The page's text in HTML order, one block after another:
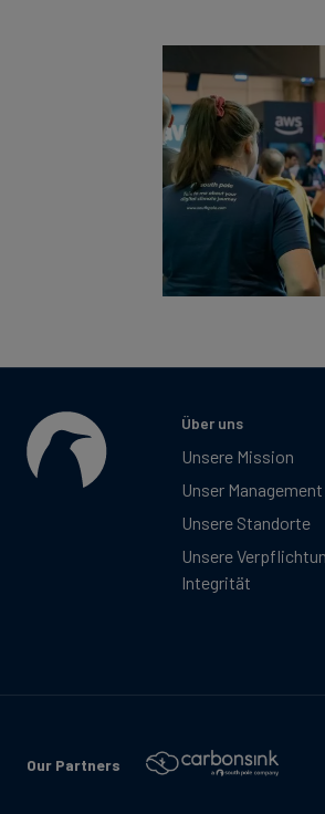
Über uns
Unsere Mission
Unser Management
Unsere Standorte
Unsere
Integrität
Our Partners